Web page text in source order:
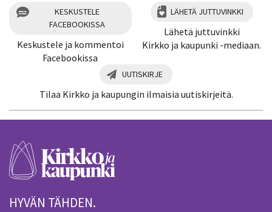
KESKUSTELE
FACEBOOKISSA
Keskustele ja kommentoi
Facebookissa
LÄHETÄ JUTTUVINKKI
Lähetä juttuvinkki
Kirkko ja kaupunki -mediaan.
UUTISKIRJE
Tilaa Kirkko ja kaupungin ilmaisia uutiskirjeitä.
HYVÄN TÄHDEN.